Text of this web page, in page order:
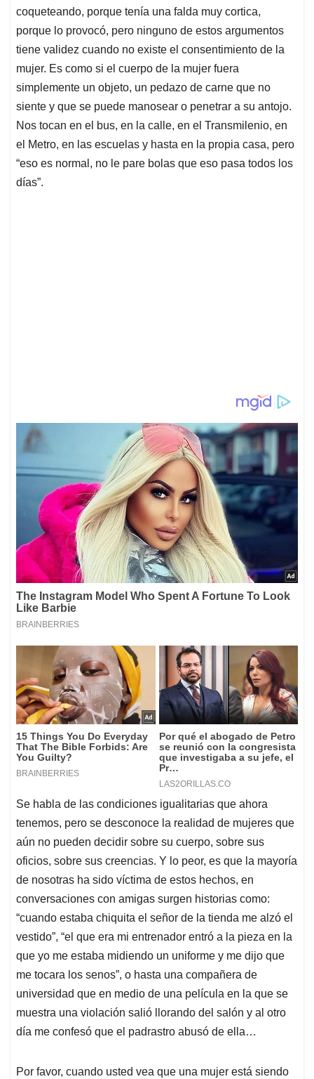
coqueteando, porque tenía una falda muy cortica,
porque lo provocó, pero ninguno de estos argumentos
tiene validez cuando no existe el consentimiento de la
mujer. Es como si el cuerpo de la mujer fuera
simplemente un objeto, un pedazo de carne que no
siente y que se puede manosear o penetrar a su antojo.
Nos tocan en el bus, en la calle, en el Transmilenio, en
el Metro, en las escuelas y hasta en la propia casa, pero
“eso es normal, no le pare bolas que eso pasa todos los
días”.
Se habla de las condiciones igualitarias que ahora
tenemos, pero se desconoce la realidad de mujeres que
aún no pueden decidir sobre su cuerpo, sobre sus
oficios, sobre sus creencias. Y lo peor, es que la mayoría
de nosotras ha sido víctima de estos hechos, en
conversaciones con amigas surgen historias como:
“cuando estaba chiquita el señor de la tienda me alzó el
vestido”, “el que era mi entrenador entró a la pieza en la
que yo me estaba midiendo un uniforme y me dijo que
me tocara los senos”, o hasta una compañera de
universidad que en medio de una película en la que se
muestra una violación salió llorando del salón y al otro
día me confesó que el padrastro abusó de ella…
Por favor, cuando usted vea que una mujer está siendo